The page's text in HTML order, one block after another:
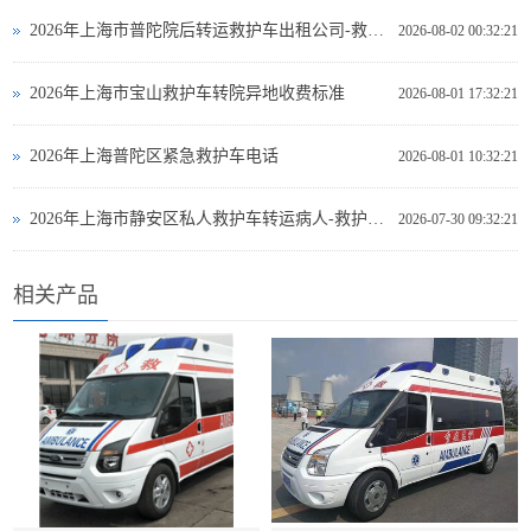
2026-08-02 00:32:21
2026-08-01 17:32:21
2026年上海市宝山救护车转院异地收费标准
2026-08-01 10:32:21
2026年上海普陀区紧急救护车电话
2026-07-30 09:32:21
相关产品